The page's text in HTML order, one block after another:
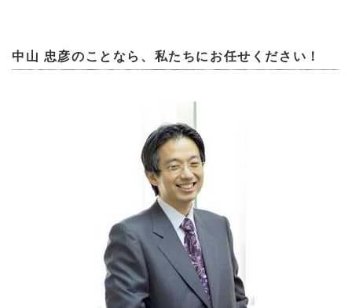
中山 忠彦のことなら、私たちにお任せください！